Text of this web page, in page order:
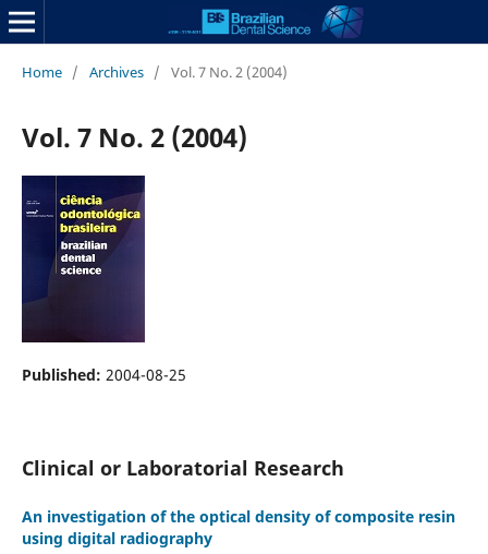
Home / Archives / Vol. 7 No. 2 (2004)
Vol. 7 No. 2 (2004)
Published: 2004-08-25
Clinical or Laboratorial Research
An investigation of the optical density of composite resin
using digital radiography